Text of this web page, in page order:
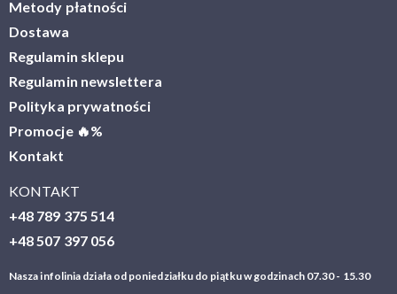
Metody płatności
Dostawa
Regulamin sklepu
Regulamin newslettera
Polityka prywatności
Promocje 🔥%
Kontakt
KONTAKT
+48 789 375 514
+48 507 397 056
Nasza infolinia działa od poniedziałku do piątku w godzinach 07.30 - 15.30